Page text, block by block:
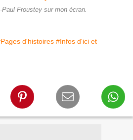
Paul Froustey sur mon écran.
d'histoires #Infos d'ici et